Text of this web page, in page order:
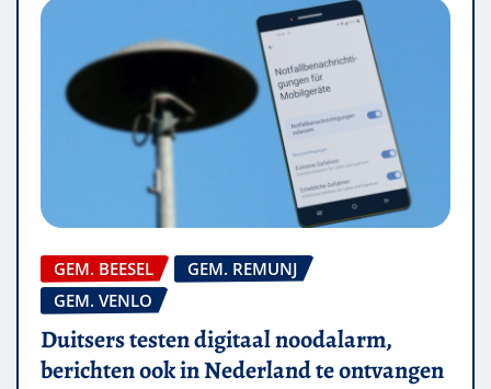
GEM. BEESEL
GEM. REMUNJ
GEM. VENLO
Duitsers testen digitaal noodalarm,
berichten ook in Nederland te ontvangen